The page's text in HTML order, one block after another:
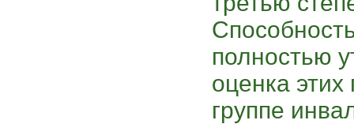
полностью
оценка этих
группе